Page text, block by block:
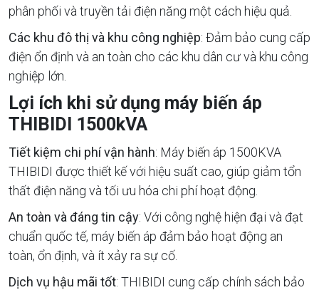
phân phối và truyền tải điện năng một cách hiệu quả.
Các khu đô thị và khu công nghiệp: Đảm bảo cung cấp
điện ổn định và an toàn cho các khu dân cư và khu công
nghiệp lớn.
Lợi ích khi sử dụng máy biến áp
THIBIDI 1500kVA
Tiết kiệm chi phí vận hành: Máy biến áp 1500KVA
THIBIDI được thiết kế với hiệu suất cao, giúp giảm tổn
thất điện năng và tối ưu hóa chi phí hoạt động.
An toàn và đáng tin cậy: Với công nghệ hiện đại và đạt
chuẩn quốc tế, máy biến áp đảm bảo hoạt động an
toàn, ổn định, và ít xảy ra sự cố.
Dịch vụ hậu mãi tốt: THIBIDI cung cấp chính sách bảo